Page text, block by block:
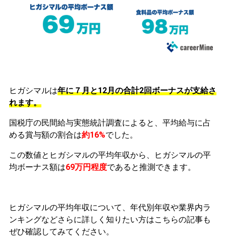
ヒガシマルは年に７月と12月の合計2回ボーナスが支給さ
れます。
国税庁の民間給与実態統計調査によると、平均給与に占
める賞与額の割合は約16%でした。
この数値とヒガシマルの平均年収から、ヒガシマルの平
均ボーナス額は69万円程度であると推測できます。
ヒガシマルの平均年収について、年代別年収や業界内ラ
ンキングなどさらに詳しく知りたい方はこちらの記事も
ぜひ確認してみてください。